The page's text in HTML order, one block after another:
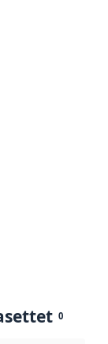
0